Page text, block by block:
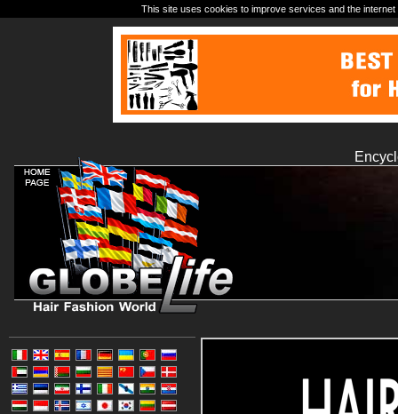
This site uses cookies to improve services and the